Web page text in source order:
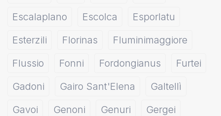
Escalaplano
Escolca
Esporlatu
Esterzili
Florinas
Fluminimaggiore
Flussio
Fonni Fordongianus
Furtei
Gadoni
Gairo Sant'Elena
Galtellì
Gavoi
Genoni Genuri
Gergei